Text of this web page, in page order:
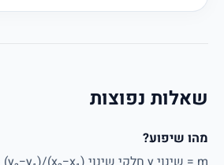
שאלות נפוצות
מהו שיפוע?